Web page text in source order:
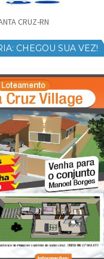
CRUZ-RN
CHEGOU SUA VEZ!